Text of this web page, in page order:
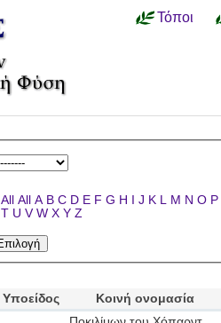
Τόποι
All All A B C D E F G H I J K L M N O P
T U V W X Y Z
Υποείδος
Κοινή ονομασία